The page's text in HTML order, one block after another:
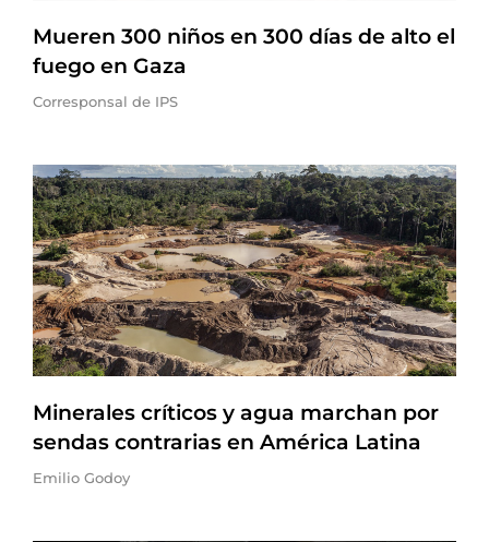
Mueren 300 niños en 300 días de alto el
fuego en Gaza
Corresponsal de IPS
Minerales críticos y agua marchan por
sendas contrarias en América Latina
Emilio Godoy